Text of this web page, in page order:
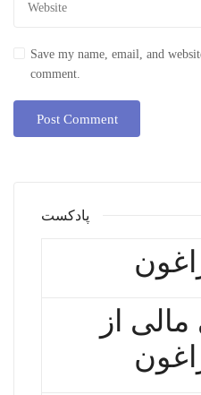
Save my name, email, and
comment.
پادکست
مالی از